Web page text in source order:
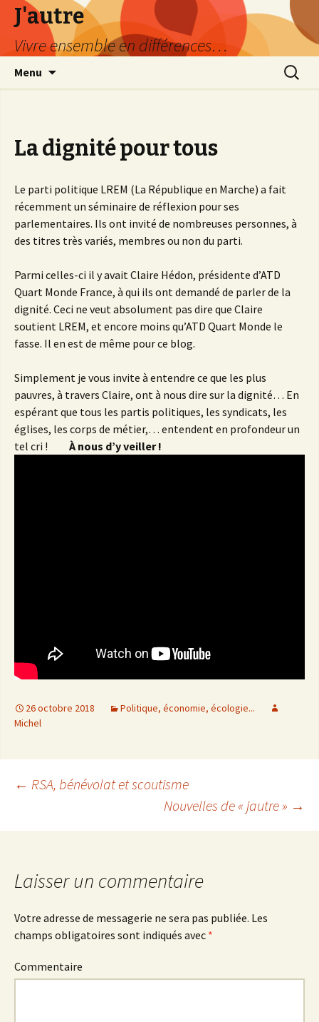
J'autre
Vivre ensemble en différences…
Menu
La dignité pour tous
Le parti politique LREM (La République en Marche) a fait
récemment un séminaire de réflexion pour ses
parlementaires. Ils ont invité de nombreuses personnes, à
des titres très variés, membres ou non du parti.
Parmi celles-ci il y avait Claire Hédon, présidente d’ATD
Quart Monde France, à qui ils ont demandé de parler de la
dignité. Ceci ne veut absolument pas dire que Claire
soutient LREM, et encore moins qu’ATD Quart Monde le
fasse. Il en est de même pour ce blog.
Simplement je vous invite à entendre ce que les plus
pauvres, à travers Claire, ont à nous dire sur la dignité… En
espérant que tous les partis politiques, les syndicats, les
églises, les corps de métier,… entendent en profondeur un
tel cri ! À nous d’y veiller !
26 octobre 2018
Politique, économie, écologie...
Michel
Navigation
des
articles
← RSA, bénévolat et scoutisme
Nouvelles de « jautre » →
Laisser un commentaire
Votre adresse de messagerie ne sera pas publiée. Les
champs obligatoires sont indiqués avec *
Commentaire